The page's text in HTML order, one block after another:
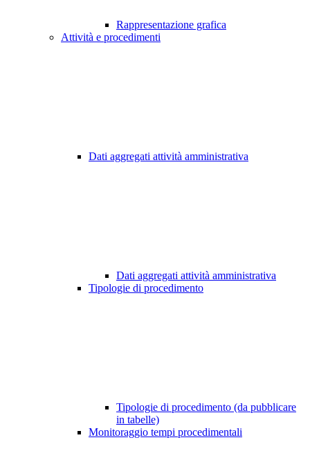
Rappresentazione grafica
Attività e procedimenti
Dati aggregati attività amministrativa
Dati aggregati attività amministrativa
Tipologie di procedimento
Tipologie di procedimento (da pubblicare
in tabelle)
Monitoraggio tempi procedimentali